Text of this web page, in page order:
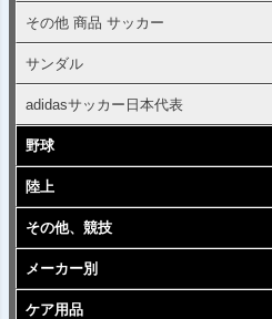
その他 商品 サッカー
サンダル
adidasサッカー日本代表
野球
陸上
その他、競技
メーカー別
ケア用品